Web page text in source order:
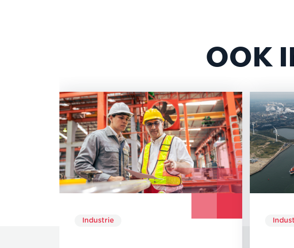
OOK
Industrie